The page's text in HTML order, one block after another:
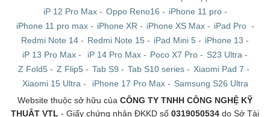
iP 12 Pro Max- Oppo Reno16 - iPhone 11 pro-
iPhone 11 pro max- iPhone XR - iPhone XS Max- iPad Pro -
Redmi Note 14 - Redmi Note 15 - iPad Mini 5 - iPhone 13 -
iP 13 Pro Max - iP 14 Pro Max - Poco X7 Pro - S23 Ultra -
Z Fold5 - Z Flip5 - Tab S9 - Tab S10 series - Xiaomi Pad 7 -
Xiaomi 15 Ultra - iPhone 17 Pro Max- Samsung S26 Ultra
Website thuộc sở hữu của CÔNG TY TNHH CÔNG NGHỆ KỸ
THUẬT VTL - Giấy chứng nhận ĐKKD số 0319050534 do Sở Tài